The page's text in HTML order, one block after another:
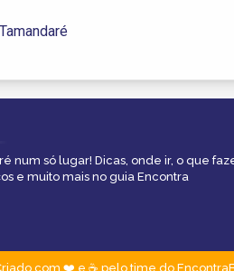
num só lugar! Dicas, onde ir, o que
e muito mais no guia Encontra
com ❤️ e ☕ pelo time do